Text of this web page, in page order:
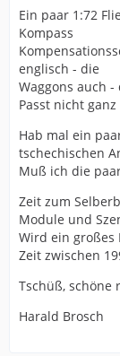
Ein paar 1:72
Kompass
englisch - die
Waggons auch
Passt nicht
Hab mal ein
tschechischen
Muß ich die
Zeit zum
Module und
Wird ein großes
Zeit zwischen
Tschüß, schöne
Harald Brosch